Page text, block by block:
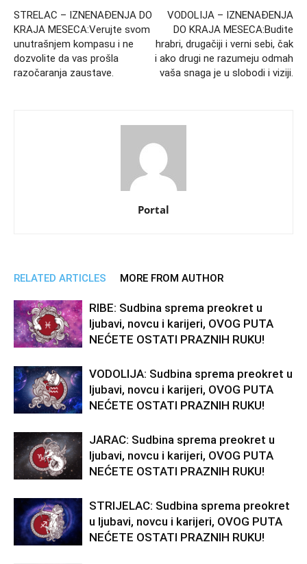
STRELAC – IZNENAĐENJA DO
KRAJA MESECA:Verujte svom
unutrašnjem kompasu i ne
dozvolite da vas prošla
razočaranja zaustave.
VODOLIJA – IZNENAĐENJA
DO KRAJA MESECA:Budite
hrabri, drugačiji i verni sebi, čak
i ako drugi ne razumeju odmah
vaša snaga je u slobodi i viziji.
Portal
RELATED ARTICLES MORE FROM AUTHOR
RIBE: Sudbina sprema preokret u
ljubavi, novcu i karijeri, OVOG PUTA
NEĆETE OSTATI PRAZNIH RUKU!
VODOLIJA: Sudbina sprema preokret u
ljubavi, novcu i karijeri, OVOG PUTA
NEĆETE OSTATI PRAZNIH RUKU!
JARAC: Sudbina sprema preokret u
ljubavi, novcu i karijeri, OVOG PUTA
NEĆETE OSTATI PRAZNIH RUKU!
STRIJELAC: Sudbina sprema preokret
u ljubavi, novcu i karijeri, OVOG PUTA
NEĆETE OSTATI PRAZNIH RUKU!